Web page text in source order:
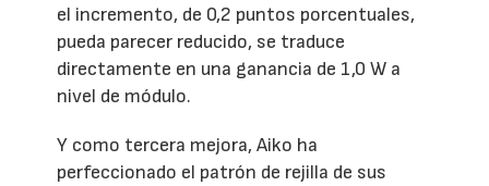
el incremento, de 0,2 puntos porcentuales,
pueda parecer reducido, se traduce
directamente en una ganancia de 1,0 W a
nivel de módulo.
Y como tercera mejora, Aiko ha
perfeccionado el patrón de rejilla de sus